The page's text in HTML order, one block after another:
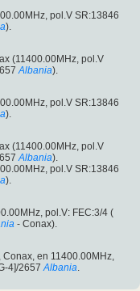
pol.V SR:13846
).
(11400.00MHz, pol.V
Albania).
pol.V SR:13846
).
(11400.00MHz, pol.V
Albania).
pol.V SR:13846
).
pol.V: FEC:3/4 (
- Conax).
en 11400.00MHz,
4]/2657 Albania.